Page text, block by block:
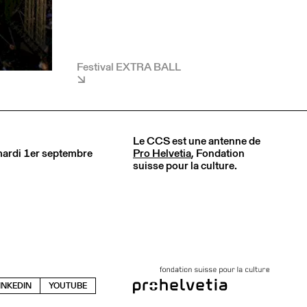
Festival EXTRA BALL
1er septembre
YOUTUBE
Le CCS est une antenne de
Pro Helvetia, Fondation
suisse pour la culture.